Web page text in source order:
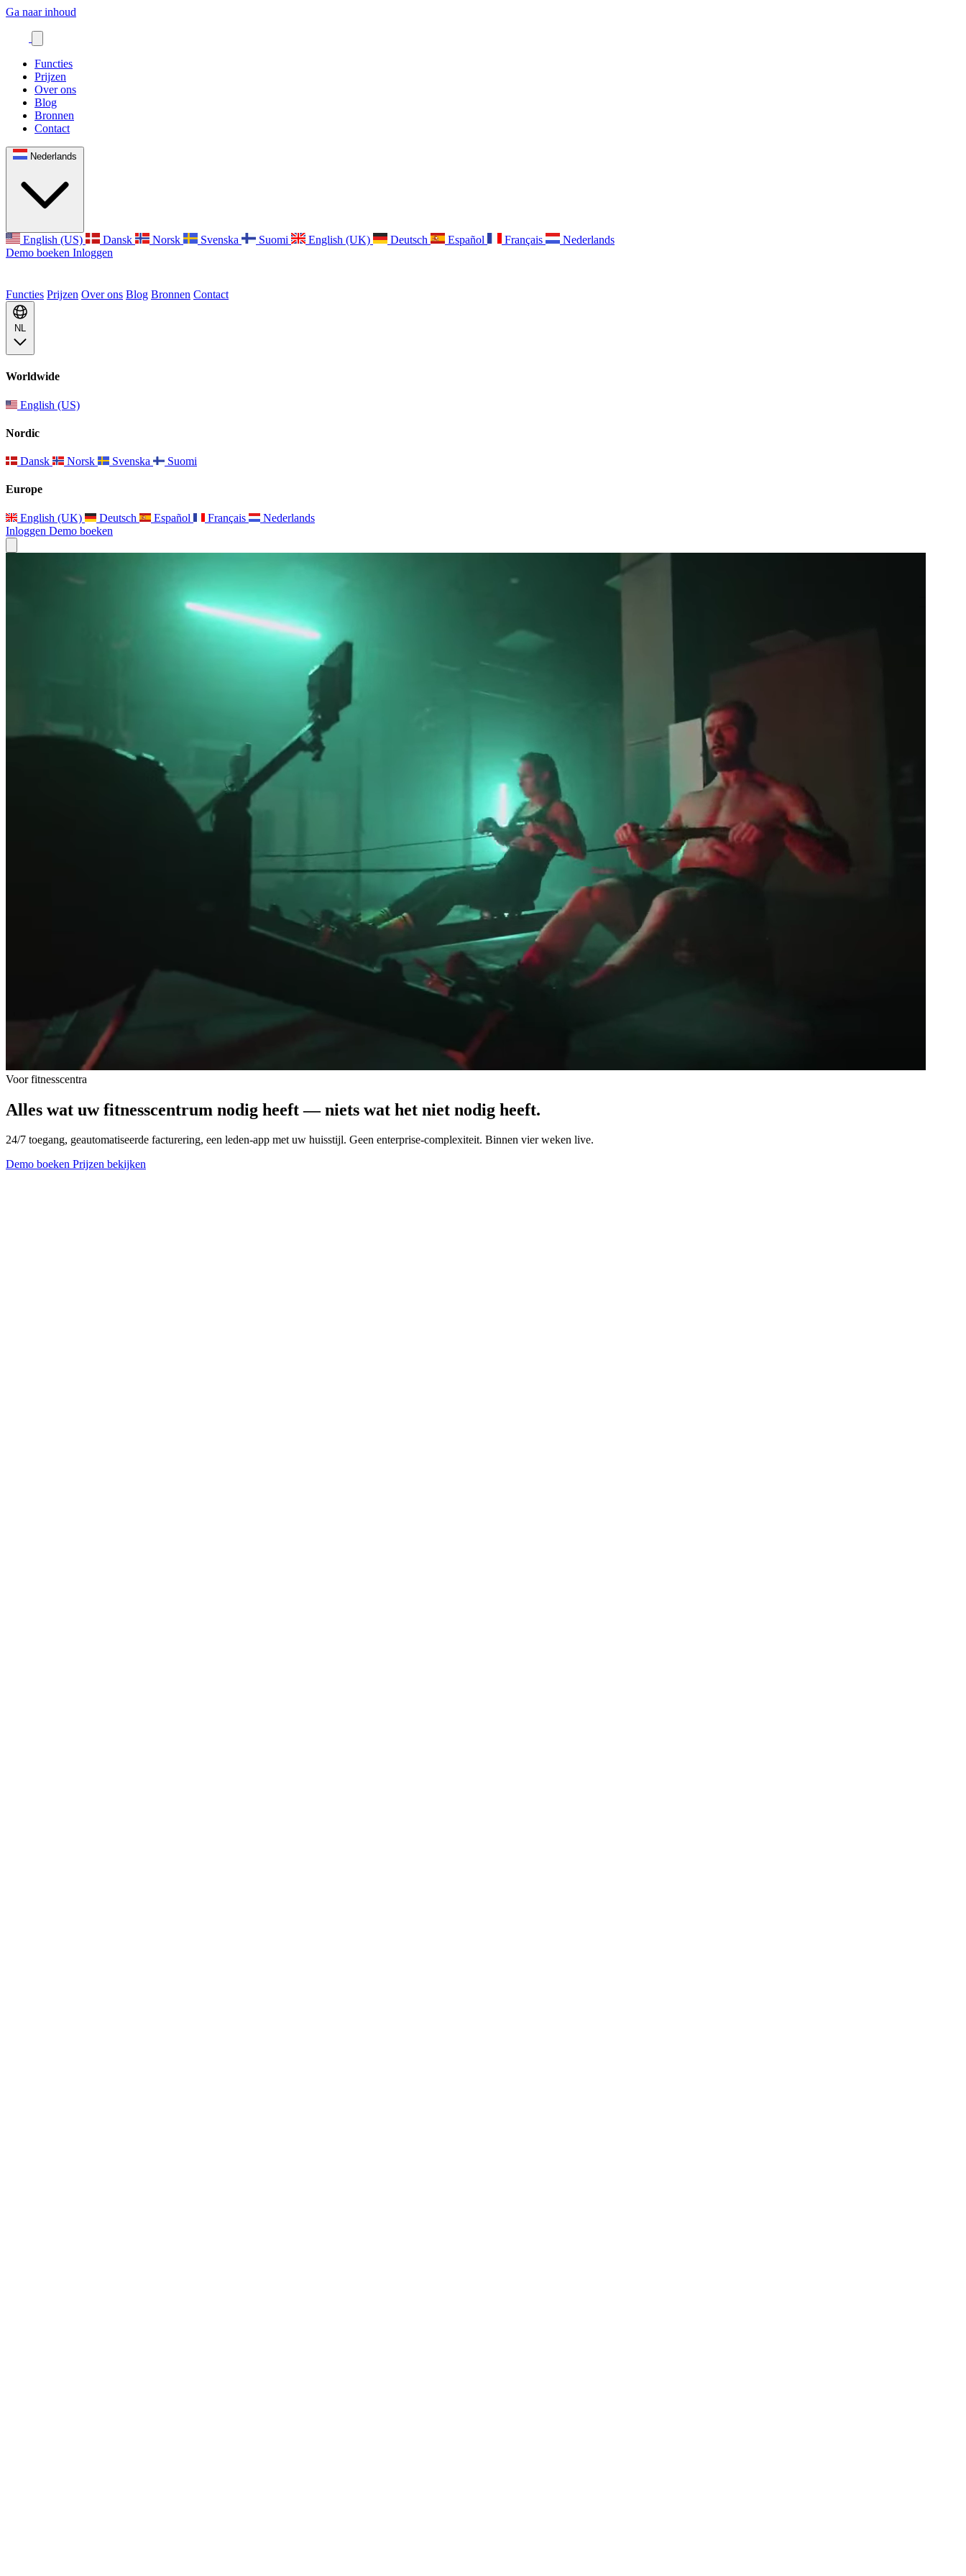
Ga naar inhoud
Functies
Prijzen
Over ons
Blog
Bronnen
Contact
Nederlands
English (US) Dansk Norsk Svenska Suomi English (UK) Deutsch Español Français
Nederlands
Demo boeken Inloggen
Functies Prijzen Over ons Blog Bronnen Contact
NL
Worldwide
English (US)
Nordic
Dansk Norsk Svenska Suomi
Europe
English (UK) Deutsch Español Français
Nederlands
Inloggen Demo boeken
Voor fitnesscentra
Alles wat uw fitnesscentrum nodig heeft — niets wat het niet nodig heeft.
24/7 toegang, geautomatiseerde facturering, een leden-app met uw huisstijl. Geen enterprise-complexiteit. Binnen vier weken live.
Demo boeken Prijzen bekijken